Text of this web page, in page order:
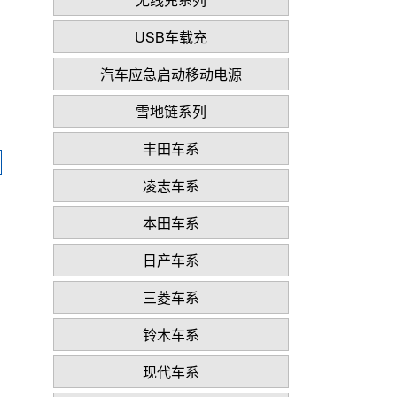
USB车载充
汽车应急启动移动电源
雪地链系列
丰田车系
凌志车系
本田车系
日产车系
三菱车系
铃木车系
现代车系